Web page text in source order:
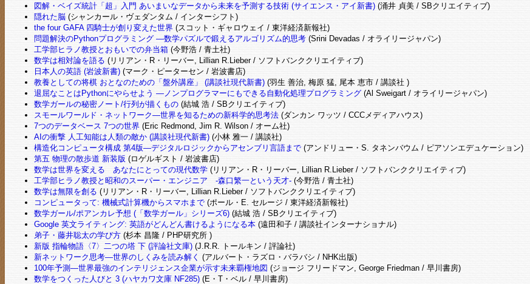
図解・ベイズ統計「超」入門 あいまいなデータから未来を予測する技術 (サイエンス・アイ新書)(涌井 貞美 / SBクリエイティブ)
隠れた脳(シャンカール・ヴェダンタム / インターシフト)
the four GAFA 四騎士が創り変えた世界(スコット・ギャロウェイ / 東洋経済新報社)
問題解決のPythonプログラミング ―数学パズルで鍛えるアルゴリズム的思考(Srini Devadas / オライリージャパン)
工学部ヒラノ教授とおもいでの弁当箱(今野浩 / 青土社)
数学は相対論を語る (リリアン・R・リーバー, Lillian R.Lieber / ソフトバンククリエイティブ)
日本人の英語 (岩波新書)(マーク・ピーターセン / 岩波書店)
教養としての将棋 おとなのための「盤外講座」 (講談社現代新書)(羽生 善治, 梅原 猛, 尾本 恵市 / 講談社 )
退屈なことはPythonにやらせよう ―ノンプログラマーにもできる自動化処理プログラミング(Al Sweigart / オライリージャパン)
数学ガールの秘密ノート/行列が描くもの(結城 浩 / SBクリエイティブ)
スモールワールド・ネットワーク―世界を知るための新科学的思考法(ダンカン ワッツ / CCCメディアハウス)
7つのデータベース 7つの世界(Eric Redmond, Jim R. Wilson / オーム社)
AIの衝撃 人工知能は人類の敵か (講談社現代新書)(小林 雅一 / 講談社)
構造化コンピュータ構成 第4版―デジタルロジックからアセンブリ言語まで(アンドリュー・S. タネンバウム / ピアソンエデュケーション)
第五 物理の散歩道 新装版 (ロゲルギスト / 岩波書店)
数学は世界を変える あなたにとっての現代数学(リリアン・R・リーバー, Lillian R.Lieber / ソフトバンククリエイティブ)
工学部ヒラノ教授と昭和のスーパー・エンジニア -森口繁一という天才-(今野浩 / 青土社)
数学は無限を創る (リリアン・R・リーバー, Lillian R.Lieber / ソフトバンククリエイティブ)
コンピュータって: 機械式計算機からスマホまで(ポール・E. セルージ / 東洋経済新報社)
数学ガール/ポアンカレ予想 (「数学ガール」シリーズ6)(結城 浩 / SBクリエイティブ)
Google 英文ライティング: 英語がどんどん書けるようになる本(遠田和子 / 講談社インターナショナル)
弟子・藤井聡太の学び方(杉本 昌隆 / PHP研究所 )
新版 指輪物語〈7〉二つの塔 下 (評論社文庫)(J.R.R. トールキン / 評論社)
新ネットワーク思考―世界のしくみを読み解く (アルバート・ラズロ・バラバシ / NHK出版)
100年予測―世界最強のインテリジェンス企業が示す未来覇権地図 (ジョージ フリードマン, George Friedman / 早川書房)
数学をつくった人びと 3 (ハヤカワ文庫 NF285)(E・T・ベル / 早川書房)